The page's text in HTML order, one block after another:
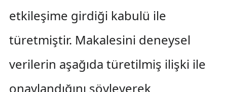
etkileşime girdiği kabulü ile
türetmiştir. Makalesini deneysel
verilerin aşağıda türetilmiş ilişki ile
onaylandığını söyleyerek